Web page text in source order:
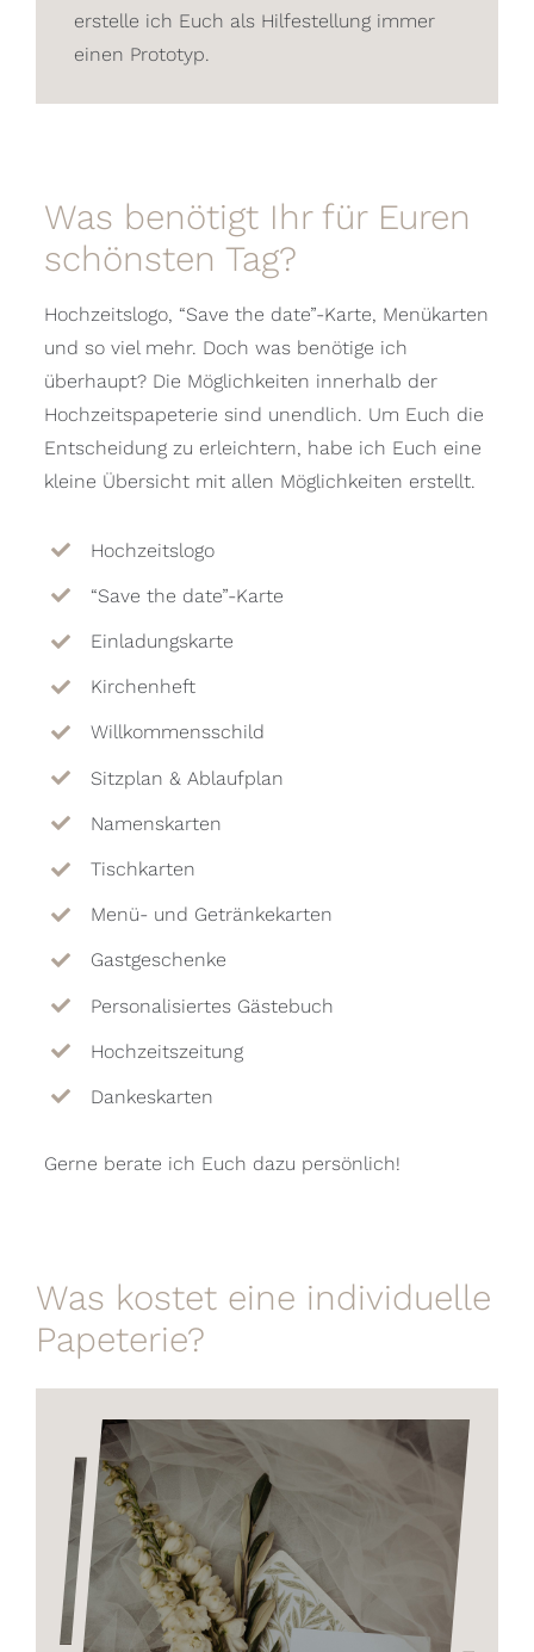
erstelle ich Euch als Hilfestellung immer
einen Prototyp.
Was benötigt Ihr für Euren
schönsten Tag?
Hochzeitslogo, “Save the date”-Karte, Menükarten
und so viel mehr. Doch was benötige ich
überhaupt? Die Möglichkeiten innerhalb der
Hochzeitspapeterie sind unendlich. Um Euch die
Entscheidung zu erleichtern, habe ich Euch eine
kleine Übersicht mit allen Möglichkeiten erstellt.
Hochzeitslogo
“Save the date”-Karte
Einladungskarte
Kirchenheft
Willkommensschild
Sitzplan & Ablaufplan
Namenskarten
Tischkarten
Menü- und Getränkekarten
Gastgeschenke
Personalisiertes Gästebuch
Hochzeitszeitung
Dankeskarten
Gerne berate ich Euch dazu persönlich!
Was kostet eine individuelle
Papeterie?